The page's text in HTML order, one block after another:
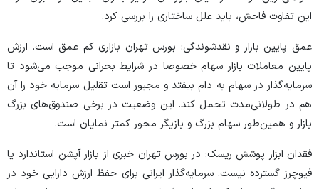
این تفاوت فاحش، باید علل ساختاری را بررسی کرد.
عمق پایین بازار و نقدشوندگی: بورس تهران بازاری کم عمق است. ارزش
پایین معاملات بازار سهام خصوصا در شرایط بحرانی موجب می‌شود تا
سرمایه‌گذار در سهام به دام بیفتد و مجبور است تقلیل سرمایه خود را آن
هم در طولانی‌مدت تحمل کند. این وضعیت در برخی صندوق‌های بزرگ
بازار و همین‌طور سهام بزرگ و بازیگر محور کمتر نمایان است.
فقدان ابزار پوشش ریسک: در بورس تهران خبری از بازار آپشن استاندارد یا
فیوچرز گسترده نیست. سرمایه‌گذار ایرانی برای حفظ ارزش دارایی خود در